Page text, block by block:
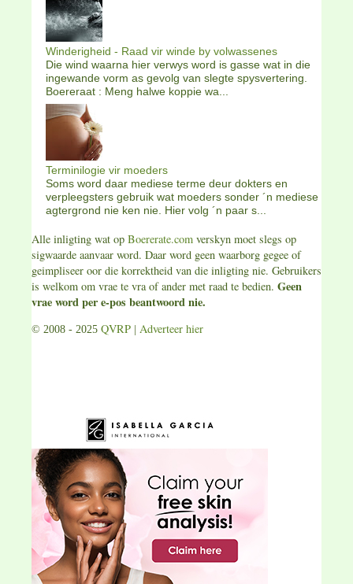
Winderigheid - Raad vir winde by volwassenes
Die wind waarna hier verwys word is gasse wat in die
ingewande vorm as gevolg van slegte spysvertering.
Boereraat : Meng halwe koppie wa...
Terminilogie vir moeders
Soms word daar mediese terme deur dokters en
verpleegsters gebruik wat moeders sonder ´n mediese
agtergrond nie ken nie. Hier volg ´n paar s...
Alle inligting wat op Boererate.com verskyn moet slegs op
sigwaarde aanvaar word. Daar word geen waarborg gegee of
geimpliseer oor die korrektheid van die inligting nie. Gebruikers
is welkom om vrae te vra of ander met raad te bedien. Geen
vrae word per e-pos beantwoord nie.
© 2008 - 2025 QVRP | Adverteer hier